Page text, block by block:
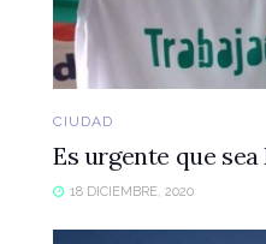
CIUDAD
Es urgente que sea
18 DICIEMBRE, 2020